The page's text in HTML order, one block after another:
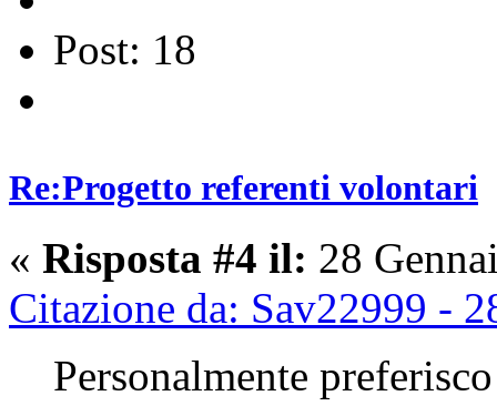
Post: 18
Re:Progetto referenti volontari
« Risposta #4 il: 28
Citazione da: Sav22999 -
Personalmente